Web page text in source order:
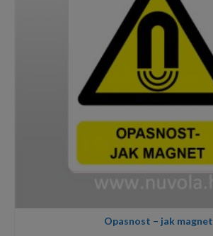
Opasnost – jak magnet